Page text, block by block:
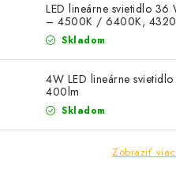
LED lineárne svietidlo 36
– 4500K / 6400K,
G – Series
Skladom
4W LED lineárne
400lm
Skladom
Zobraziť